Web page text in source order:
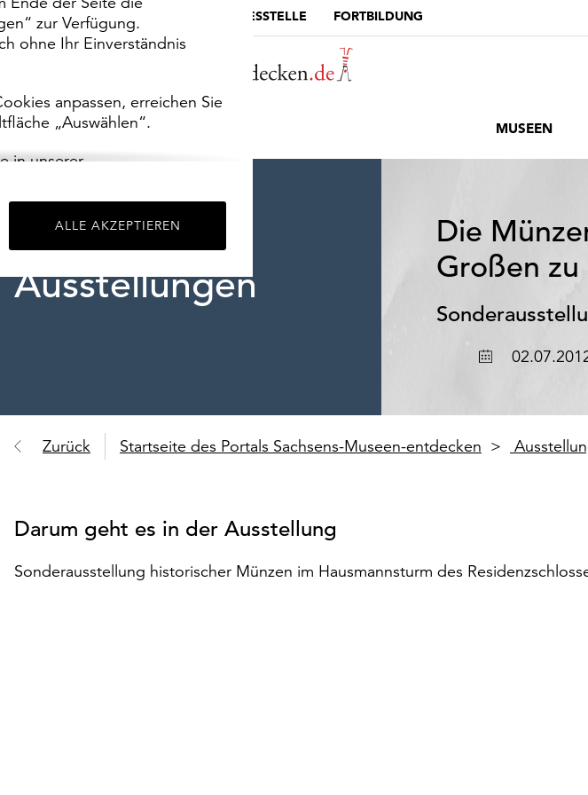
zur Verfügung.
ohne Ihr Einverständnis
anpassen, erreichen Sie
„Auswählen“.
in unserer
ALLE AKZEPTIEREN
MUSEUMSPORTAL DIE LANDESSTELLE FORTBILDUNG
MUSEEN
Ausstellungen
Die
Großen zu
Datum
Zurück Startseite des Portals Sachsens-Museen-entdecken
Darum geht es in der Ausstellung
Sonderausstellung historischer Münzen im Hausmannsturm des